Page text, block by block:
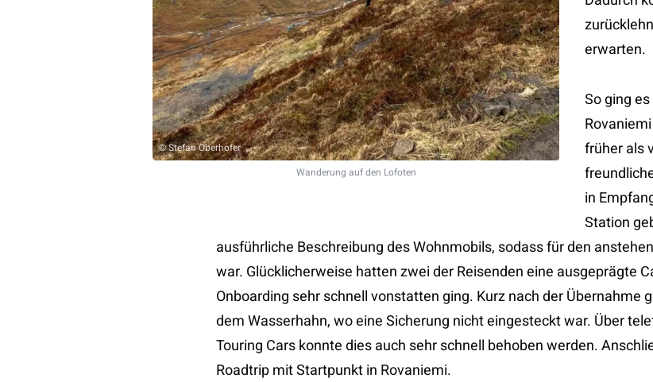
© Stefan Oberhofer
Wanderung auf den Lofoten
erwarten.
So ging
früher als
in
Station
ausführliche Beschreibung des Wohnmobils, sodass für den
war. Glücklicherweise hatten zwei der Reisenden eine ausgeprägte
Onboarding sehr schnell vonstatten ging. Kurz nach der Übernahme
dem Wasserhahn, wo eine Sicherung nicht eingesteckt war. Über
Touring Cars konnte dies auch sehr schnell behoben werden.
Roadtrip mit Startpunkt in Rovaniemi.